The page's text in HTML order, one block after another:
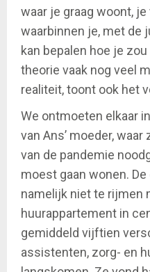
waar je graag woont,
waarbinnen je, met de
kan bepalen hoe je
theorie vaak nog veel
realiteit, toont ook het
We ontmoeten elkaar
van Ans’ moeder,
van de pandemie
moest gaan wonen.
namelijk niet te rijmen
huurappartement in
gemiddeld vijftien
assistenten, zorg- en